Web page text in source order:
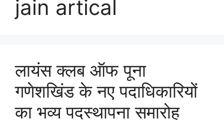
jain artical
लायंस क्लब ऑफ पूना
गणेशखिंड के नए पदाधिकारियों
का भव्य पदस्थापना समारोह